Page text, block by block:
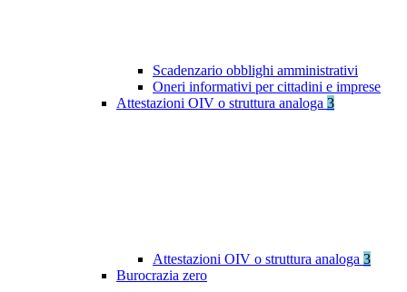
Scadenzario obblighi amministrativi
Oneri informativi per cittadini e imprese
Attestazioni OIV o struttura analoga 3
Attestazioni OIV o struttura analoga 3
Burocrazia zero